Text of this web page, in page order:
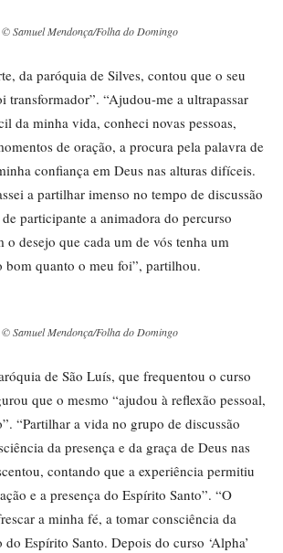
Samuel Mendonça/Folha do Domingo
da paróquia de Silves, contou que o seu
transformador”. “Ajudou-me a ultrapassar
da minha vida, conheci novas pessoas,
de oração, a procura pela palavra de
confiança em Deus nas alturas difíceis.
a partilhar imenso no tempo de discussão
participante a animadora do percurso
o desejo que cada um de vós tenha um
bom quanto o meu foi”, partilhou.
Samuel Mendonça/Folha do Domingo
de São Luís, que frequentou o curso
que o mesmo “ajudou à reflexão pessoal,
“Partilhar a vida no grupo de discussão
da presença e da graça de Deus nas
contando que a experiência permitiu
e a presença do Espírito Santo”. “O
a minha fé, a tomar consciência da
Espírito Santo. Depois do curso ‘Alpha’